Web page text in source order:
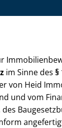
im Sinne des§
von Heid
und vom
des